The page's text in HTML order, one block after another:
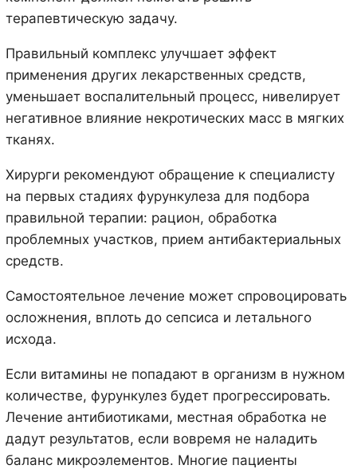
терапевтическую задачу.
Правильный комплекс улучшает эффект
применения других лекарственных средств,
уменьшает воспалительный процесс, нивелирует
негативное влияние некротических масс в мягких
тканях.
Хирурги рекомендуют обращение к специалисту
на первых стадиях фурункулеза для подбора
правильной терапии: рацион, обработка
проблемных участков, прием антибактериальных
средств.
Самостоятельное лечение может спровоцировать
осложнения, вплоть до сепсиса и летального
исхода.
Если витамины не попадают в организм в нужном
количестве, фурункулез будет прогрессировать.
Лечение антибиотиками, местная обработка не
дадут результатов, если вовремя не наладить
баланс микроэлементов. Многие пациенты